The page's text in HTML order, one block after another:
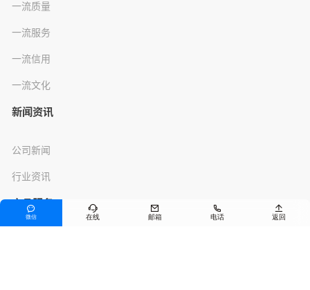
一流质量
一流服务
一流信用
一流文化
新闻资讯
公司新闻
行业资讯
产品服务

微信

在线

邮箱

电话

返回